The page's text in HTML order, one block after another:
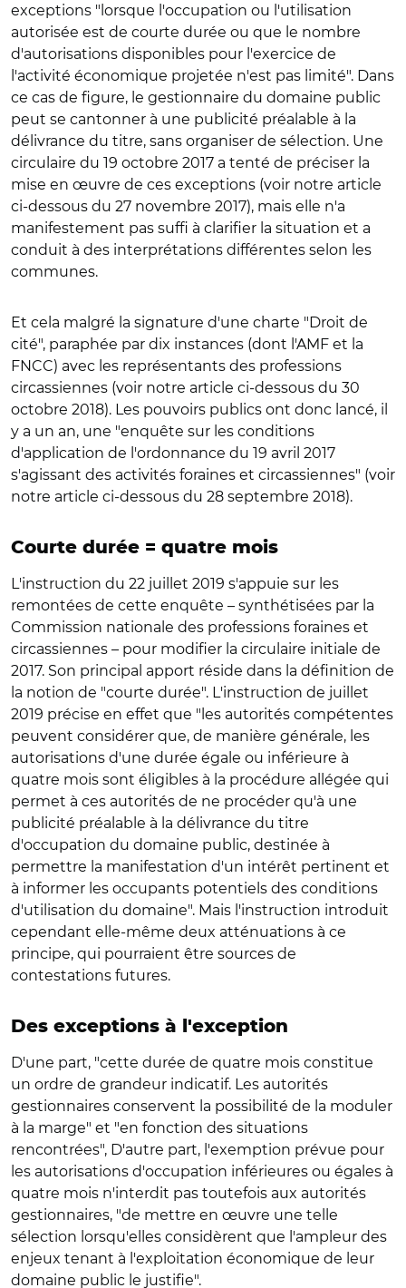
exceptions "lorsque l'occupation ou l'utilisation
autorisée est de courte durée ou que le nombre
d'autorisations disponibles pour l'exercice de
l'activité économique projetée n'est pas limité". Dans
ce cas de figure, le gestionnaire du domaine public
peut se cantonner à une publicité préalable à la
délivrance du titre, sans organiser de sélection. Une
circulaire du 19 octobre 2017 a tenté de préciser la
mise en œuvre de ces exceptions (voir notre article
ci-dessous du 27 novembre 2017), mais elle n'a
manifestement pas suffi à clarifier la situation et a
conduit à des interprétations différentes selon les
communes.
Et cela malgré la signature d'une charte "Droit de
cité", paraphée par dix instances (dont l'AMF et la
FNCC) avec les représentants des professions
circassiennes (voir notre article ci-dessous du 30
octobre 2018). Les pouvoirs publics ont donc lancé, il
y a un an, une "enquête sur les conditions
d'application de l'ordonnance du 19 avril 2017
s'agissant des activités foraines et circassiennes" (voir
notre article ci-dessous du 28 septembre 2018).
Courte durée = quatre mois
L'instruction du 22 juillet 2019 s'appuie sur les
remontées de cette enquête – synthétisées par la
Commission nationale des professions foraines et
circassiennes – pour modifier la circulaire initiale de
2017. Son principal apport réside dans la définition de
la notion de "courte durée". L'instruction de juillet
2019 précise en effet que "les autorités compétentes
peuvent considérer que, de manière générale, les
autorisations d'une durée égale ou inférieure à
quatre mois sont éligibles à la procédure allégée qui
permet à ces autorités de ne procéder qu'à une
publicité préalable à la délivrance du titre
d'occupation du domaine public, destinée à
permettre la manifestation d'un intérêt pertinent et
à informer les occupants potentiels des conditions
d'utilisation du domaine". Mais l'instruction introduit
cependant elle-même deux atténuations à ce
principe, qui pourraient être sources de
contestations futures.
Des exceptions à l'exception
D'une part, "cette durée de quatre mois constitue
un ordre de grandeur indicatif. Les autorités
gestionnaires conservent la possibilité de la moduler
à la marge" et "en fonction des situations
rencontrées", D'autre part, l'exemption prévue pour
les autorisations d'occupation inférieures ou égales à
quatre mois n'interdit pas toutefois aux autorités
gestionnaires, "de mettre en œuvre une telle
sélection lorsqu'elles considèrent que l'ampleur des
enjeux tenant à l'exploitation économique de leur
domaine public le justifie".